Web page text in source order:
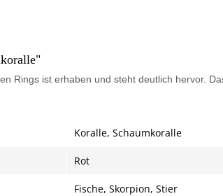
Rings ist erhaben und steht deutlich hervor.
Koralle, Schaumkoralle
Rot
Fische, Skorpion, Stier